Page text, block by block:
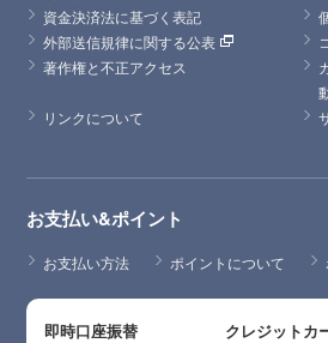
資金決済法に基づく表記
外部送信規律に関する公表
著作権と不正アクセス
リンクについて
お支払い&ポイント
お支払い方法 ポイントについて
即時口座振替 クレジットカ